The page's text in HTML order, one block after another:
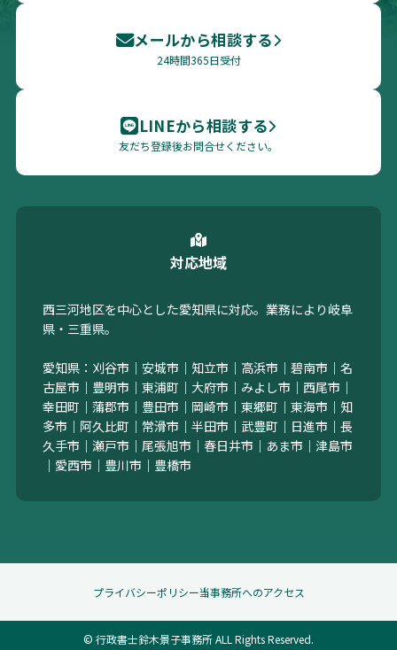
メールから相談する
24時間365日受付
LINEから相談する
友だち登録後お問合せください。
対応地域
西三河地区を中心とした愛知県に対応。業務により岐阜
県・三重県。
愛知県：刈谷市｜安城市｜知立市｜高浜市｜碧南市｜名
古屋市｜豊明市｜東浦町｜大府市｜みよし市｜西尾市｜
幸田町｜蒲郡市｜豊田市｜岡崎市｜東郷町｜東海市｜知
多市｜阿久比町｜常滑市｜半田市｜武豊町｜日進市｜長
久手市｜瀬戸市｜尾張旭市｜春日井市｜あま市｜津島市
｜愛西市｜豊川市｜豊橋市
プライバシーポリシー当事務所へのアクセス
© 行政書士鈴木景子事務所 ALL Rights Reserved.